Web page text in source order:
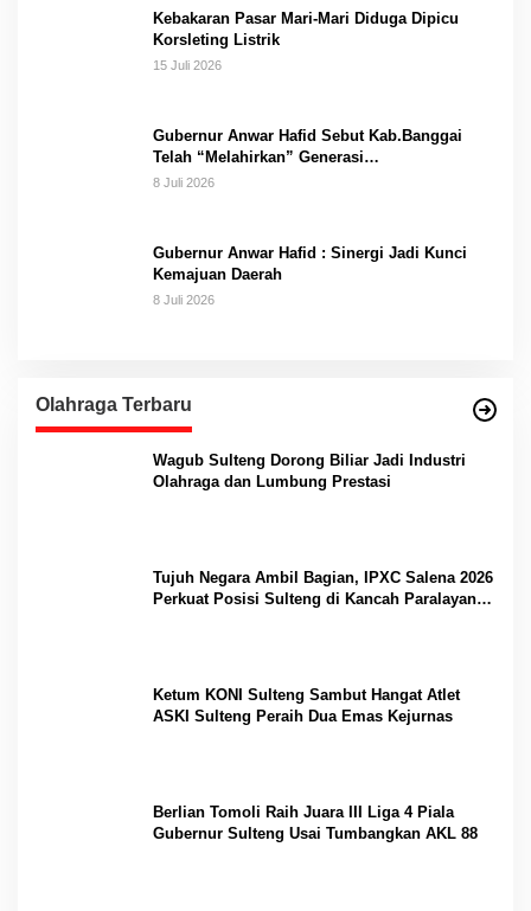
Kebakaran Pasar Mari-Mari Diduga Dipicu
Korsleting Listrik
15 Juli 2026
Gubernur Anwar Hafid Sebut Kab.Banggai
Telah “Melahirkan” Generasi…
8 Juli 2026
Gubernur Anwar Hafid : Sinergi Jadi Kunci
Kemajuan Daerah
8 Juli 2026
Olahraga Terbaru
Wagub Sulteng Dorong Biliar Jadi Industri
Olahraga dan Lumbung Prestasi
Tujuh Negara Ambil Bagian, IPXC Salena 2026
Perkuat Posisi Sulteng di Kancah Paralayang
Ketum KONI Sulteng Sambut Hangat Atlet
ASKI Sulteng Peraih Dua Emas Kejurnas
Berlian Tomoli Raih Juara III Liga 4 Piala
Gubernur Sulteng Usai Tumbangkan AKL 88